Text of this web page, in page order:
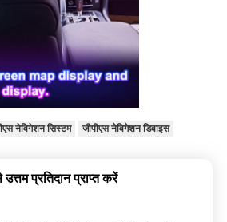
नेविगेशन सिस्टम जीपीएस नेविगेशन डिवाइस
प्रतिदान प्राप्त करें